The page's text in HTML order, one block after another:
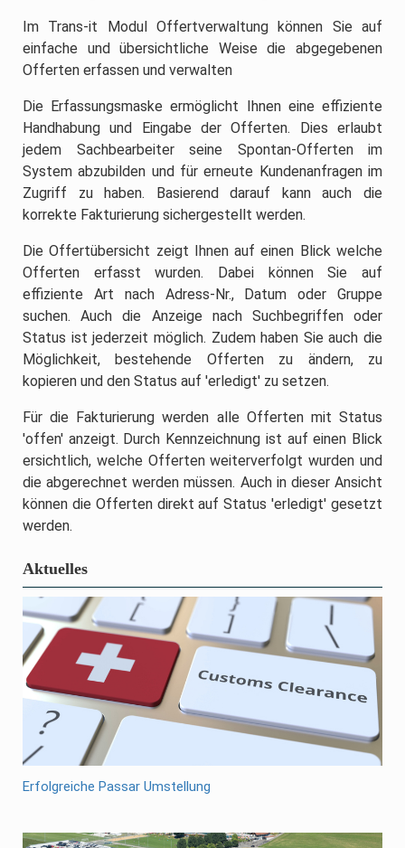
Im Trans-it Modul Offertverwaltung können Sie auf
einfache und übersichtliche Weise die abgegebenen
Offerten erfassen und verwalten
Die Erfassungsmaske ermöglicht Ihnen eine effiziente
Handhabung und Eingabe der Offerten. Dies erlaubt
jedem Sachbearbeiter seine Spontan-Offerten im
System abzubilden und für erneute Kundenanfragen im
Zugriff zu haben. Basierend darauf kann auch die
korrekte Fakturierung sichergestellt werden.
Die Offertübersicht zeigt Ihnen auf einen Blick welche
Offerten erfasst wurden. Dabei können Sie auf
effiziente Art nach Adress-Nr., Datum oder Gruppe
suchen. Auch die Anzeige nach Suchbegriffen oder
Status ist jederzeit möglich. Zudem haben Sie auch die
Möglichkeit, bestehende Offerten zu ändern, zu
kopieren und den Status auf 'erledigt' zu setzen.
Für die Fakturierung werden alle Offerten mit Status
'offen' anzeigt. Durch Kennzeichnung ist auf einen Blick
ersichtlich, welche Offerten weiterverfolgt wurden und
die abgerechnet werden müssen. Auch in dieser Ansicht
können die Offerten direkt auf Status 'erledigt' gesetzt
werden.
Aktuelles
Erfolgreiche Passar Umstellung